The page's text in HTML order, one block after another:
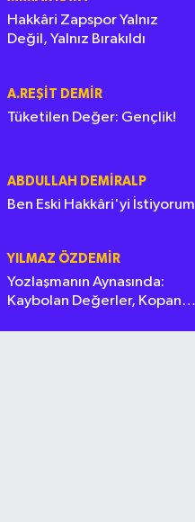
Hakkâri Zapspor Yalnız
Değil, Yalnız Bırakıldı
A.REŞIT DEMIR
Tüketilen Değer: Gençlik!
ABDULLAH DEMIRALP
Ben Eski Hakkâri'yi İstiyorum
YILMAZ ÖZDEMIR
Yozlaşmanın Aynasında:
Kaybolan Değerler, Kopan